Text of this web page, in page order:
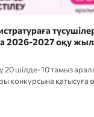
2026-2027 оқу
20 шілде-10 тамыз
конкурсына қатысуға